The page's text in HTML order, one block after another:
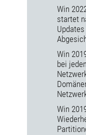
Win
startet
Win
bei
Win